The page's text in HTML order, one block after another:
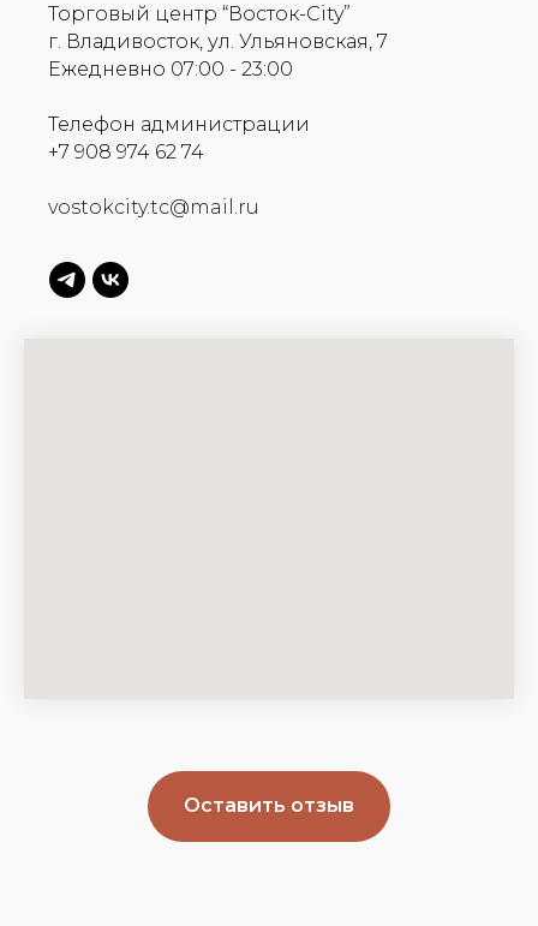
Торговый центр “Восток-City”
г. Владивосток, ул. Ульяновская, 7
Ежедневно 07:00 - 23:00
Телефон администрации
+7 908 974 62 74
vostokcity.tc@mail.ru
Оставить отзыв